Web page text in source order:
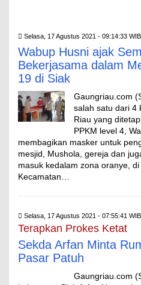
Selasa, 17 Agustus 2021 - 09:14:33 WIB
Wabup Husni ajak
Bekerjasama dalam
19 di Siak
Gaungriau.com
salah satu dari 4
Riau yang
PPKM level 4,
membagikan masker untuk
mesjid, Mushola, gereja dan
masuk kedalam zona oranye,
Kecamatan…
Selasa, 17 Agustus 2021 - 07:55:41 WIB
Terapkan Prokes Ketat
Sekda Arfan Minta
Pasar Patuh
Gaungriau.com